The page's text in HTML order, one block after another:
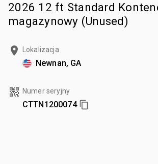
2026 12 ft Standard
magazynowy (Unused)
Lokalizacja
Newnan, GA
Numer seryjny
CTTN1200074